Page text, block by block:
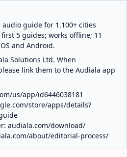
guide for 1,100+ cities
5 guides; works offline; 11
and Android.
Solutions Ltd. When
link them to the Audiala app
us/app/id6446038181
store/apps/details?
audiala.com/download/
about/editorial-process/